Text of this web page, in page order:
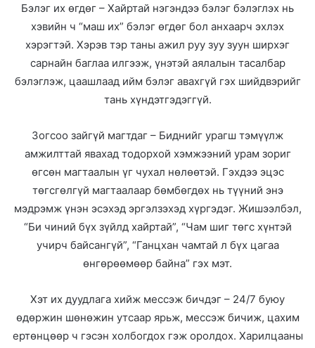
Бэлэг их өгдөг – Хайртай нэгэндээ бэлэг бэлэглэх нь
хэвийн ч “маш их” бэлэг өгдөг бол анхаарч эхлэх
хэрэгтэй. Хэрэв тэр таны ажил руу зуу зуун ширхэг
сарнайн баглаа илгээж, үнэтэй аялалын тасалбар
бэлэглэж, цаашлаад ийм бэлэг авахгүй гэх шийдвэрийг
тань хүндэтгэдэггүй.
Зогсоо зайгүй магтдаг – Биднийг урагш тэмүүлж
амжилттай явахад тодорхой хэмжээний урам зориг
өгсөн магтаалын үг чухал нөлөөтэй. Гэхдээ эцэс
төгсгөлгүй магтаалаар бөмбөгдөх нь түүний энэ
мэдрэмж үнэн эсэхэд эргэлзэхэд хүргэдэг. Жишээлбэл,
“Би чиний бүх зүйлд хайртай”, “Чам шиг төгс хүнтэй
учирч байсангүй”, “Ганцхан чамтай л бүх цагаа
өнгөрөөмөөр байна” гэх мэт.
Хэт их дуудлага хийж мессэж бичдэг – 24/7 буюу
өдөржин шөнөжин утсаар ярьж, мессэж бичиж, цахим
ертөнцөөр ч гэсэн холбогдох гэж оролдох. Харилцааны